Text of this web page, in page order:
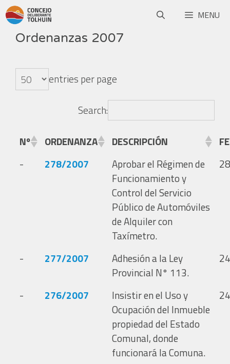
MENU
Ordenanzas 2007
entries per page
Search:
Nº ORDENANZA DESCRIPCIÓN
-
278/2007
Aprobar el Régimen de
Funcionamiento y
Control del Servicio
Público de Automóviles
de Alquiler con
Taxímetro.
- 277/2007
Adhesión a la Ley
Provincial N° 113.
- 276/2007
Insistir en el Uso y
Ocupación del Inmueble
propiedad del Estado
Comunal, donde
funcionará la Comuna.